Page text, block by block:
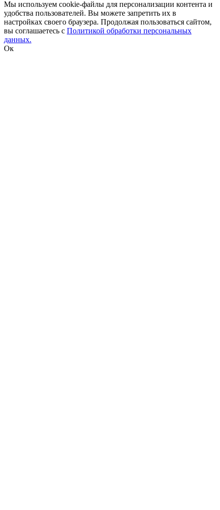
Мы используем cookie-файлы для персонализации контента и
удобства пользователей. Вы можете запретить их в
настройках своего браузера. Продолжая пользоваться сайтом,
вы соглашаетесь с Политикой обработки персональных
данных.
Ок